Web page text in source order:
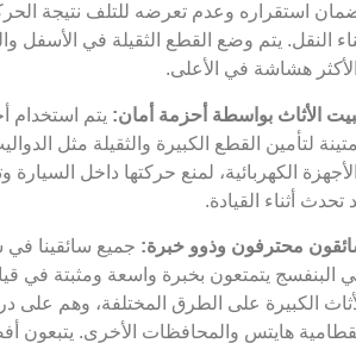
استقراره وعدم تعرضه للتلف نتيجة
النقل. يتم وضع القطع الثقيلة في الأسفل
هشاشة في الأعلى.
الأثاث بواسطة أحزمة أمان: يتم استخدام
لتأمين القطع الكبيرة والثقيلة مثل
الكهربائية، لمنع حركتها داخل
تحدث أثناء القيادة.
محترفون وذوو خبرة: جميع سائقينا
البنفسج يتمتعون بخبرة واسعة ومثبتة في
الكبيرة على الطرق المختلفة، وهم على
هايتس والمحافظات الأخرى. يتبعون